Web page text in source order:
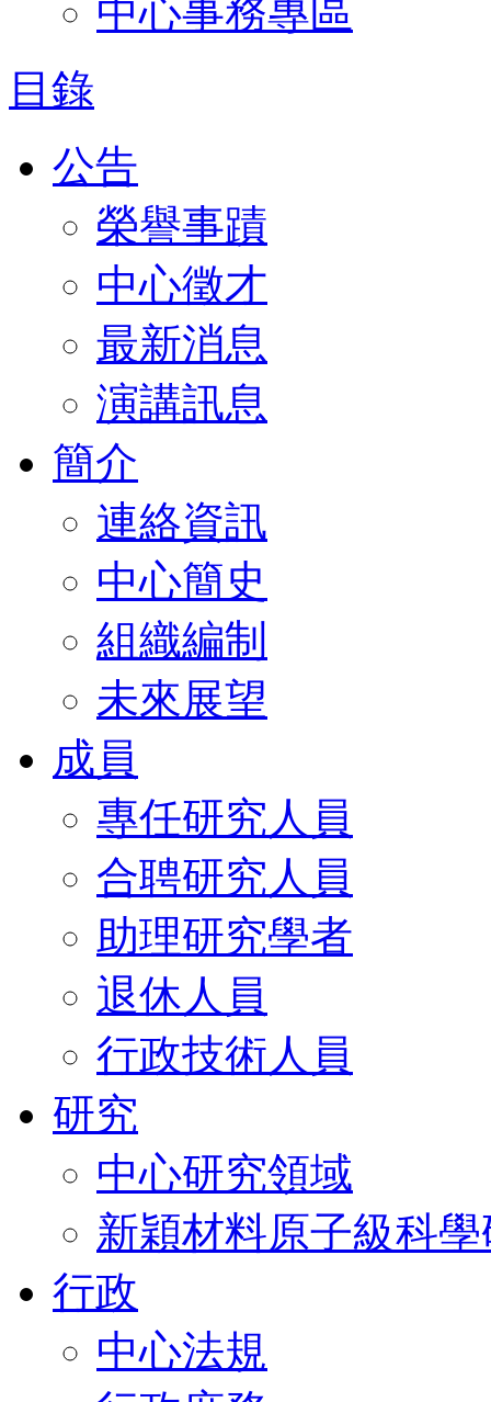
中心事務專區
目錄
公告
榮譽事蹟
中心徵才
最新消息
演講訊息
簡介
連絡資訊
中心簡史
組織編制
未來展望
成員
專任研究人員
合聘研究人員
助理研究學者
退休人員
行政技術人員
研究
中心研究領域
新穎材料原子級科
行政
中心法規